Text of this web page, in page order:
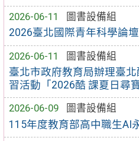
2026-06-11
圖書設備組
2026臺北國際青年科學論
2026-06-11
圖書設備組
臺北市政府教育局辦理臺
習活動「2026酷 課夏日尋寶
2026-06-09
圖書設備組
115年度教育部高中職生AI